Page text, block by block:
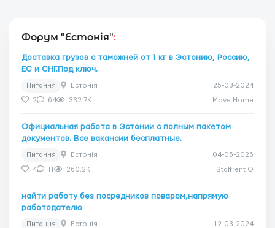
Форум "Естонія":
Доставка грузов с таможней от 1 кг в Эстонию, Россию,
ЕС и СНГ.Под ключ.
Питання Естонія 25-03-2024
2 64 332.7K Move Home
Официальная работа в Эстонии с полным пакетом
документов. Все вакансии бесплатные.
Питання Естонія 04-05-2026
4 11 260.2K Staffrent O
найти работу без посредников поваром,напрямую
работодателю
Питання Естонія 12-03-2024